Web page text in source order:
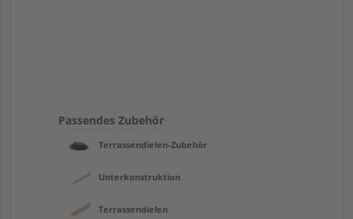
Passendes Zubehör
Terrassendielen-Zubehör
Unterkonstruktion
Terrassendielen